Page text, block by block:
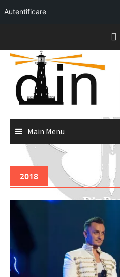
Autentificare
content
Main Menu
2018